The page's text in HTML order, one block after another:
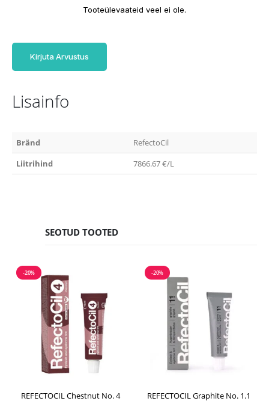
Tooteülevaateid veel ei ole.
Kirjuta Arvustus
Lisainfo
Bränd
RefectoCil
Liitrihind
7866.67 €/L
SEOTUD TOOTED
-20%
REFECTOCIL Chestnut No. 4
-20%
REFECTOCIL Graphite No. 1.1